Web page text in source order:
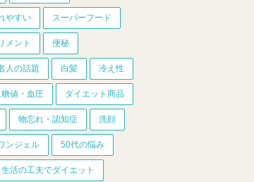
やすい スーパーフード
メント 便秘
人の話題 白髪 冷え性
糖値・血圧 ダイエット商品
物忘れ・認知症 洗顔
ンジェル 50代の悩み
生活の工夫でダイエット